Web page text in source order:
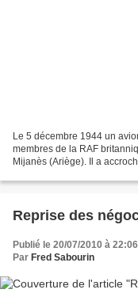
Le 5 décembre 1944 un
membres de la RAF
Mijanès (Ariège). Il a
Reprise des
Publié le 20/07/2010 à 22:06
Par Fred Sabourin